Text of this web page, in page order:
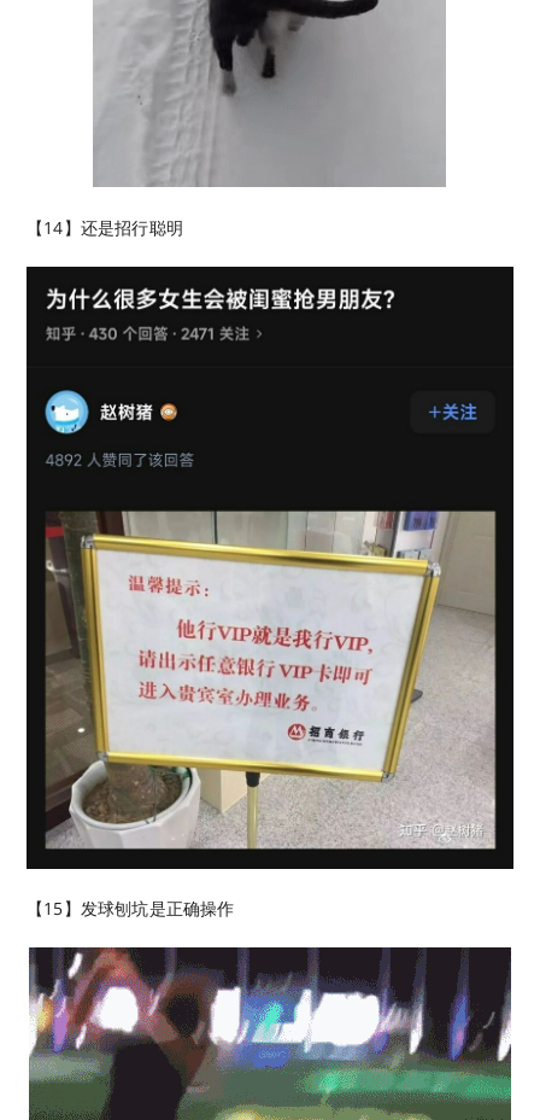
【14】还是招行聪明
【15】发球刨坑是正确操作